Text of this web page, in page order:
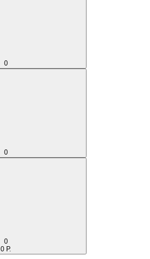
0
0
0
0 Р.